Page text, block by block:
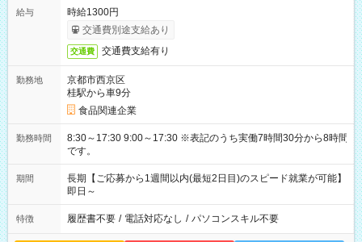
給与
時給1300円
交通費別途支給あり
交通費 交通費支給有り
勤務地
京都市西京区
桂駅から車9分
食品関連企業
勤務時間
8:30～17:30 9:00～17:30 ※表記のうち実働7時間30分から8時間
です。
期間
長期【ご応募から1週間以内(最短2日目)のスピード就業が可能】
即日～
特徴 履歴書不要 / 電話対応なし / パソコンスキル不要